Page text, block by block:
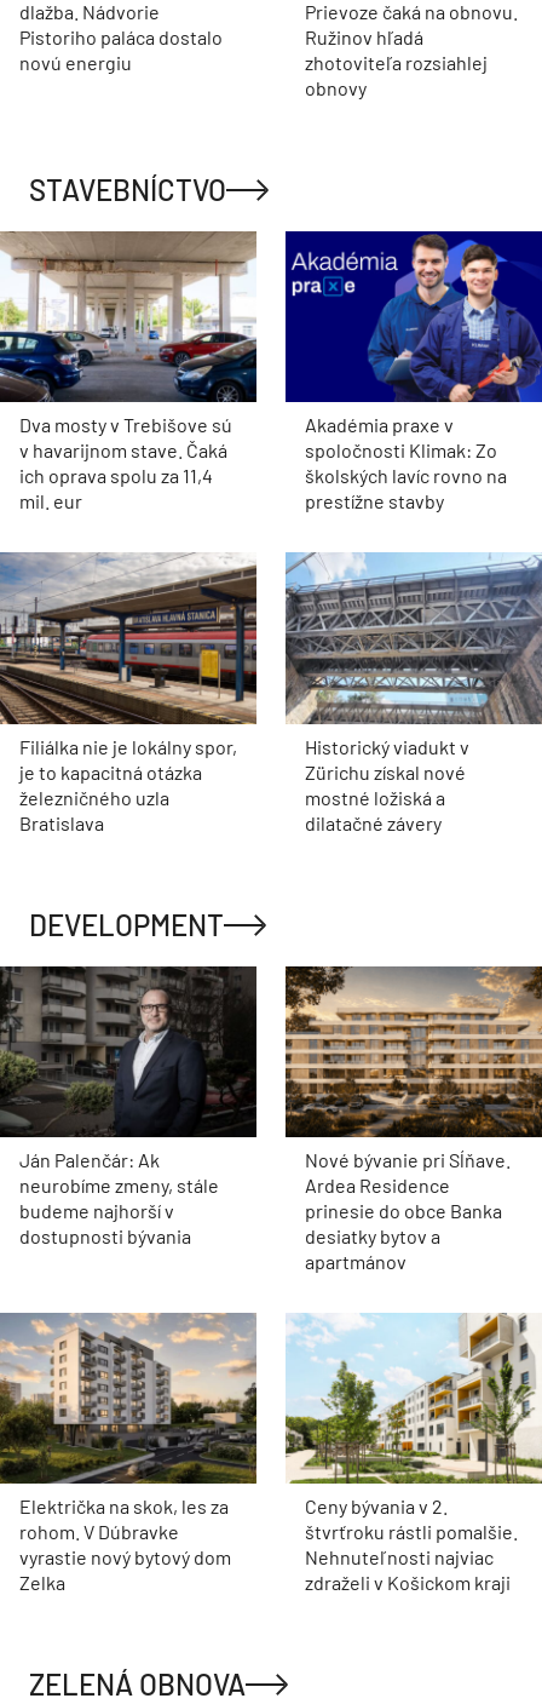
dlažba. Nádvorie
Pistoriho paláca dostalo
novú energiu
Prievoze čaká na obnovu.
Ružinov hľadá
zhotoviteľa rozsiahlej
obnovy
STAVEBNÍCTVO
Dva mosty v Trebišove sú
v havarijnom stave. Čaká
ich oprava spolu za 11,4
mil. eur
Akadémia praxe v
spoločnosti Klimak: Zo
školských lavíc rovno na
prestížne stavby
Filiálka nie je lokálny spor,
je to kapacitná otázka
železničného uzla
Bratislava
Historický viadukt v
Zürichu získal nové
mostné ložiská a
dilatačné závery
DEVELOPMENT
Ján Palenčár: Ak
neurobíme zmeny, stále
budeme najhorší v
dostupnosti bývania
Nové bývanie pri Sĺňave.
Ardea Residence
prinesie do obce Banka
desiatky bytov a
apartmánov
Električka na skok, les za
rohom. V Dúbravke
vyrastie nový bytový dom
Zelka
Ceny bývania v 2.
štvrťroku rástli pomalšie.
Nehnuteľnosti najviac
zdraželi v Košickom kraji
ZELENÁ OBNOVA